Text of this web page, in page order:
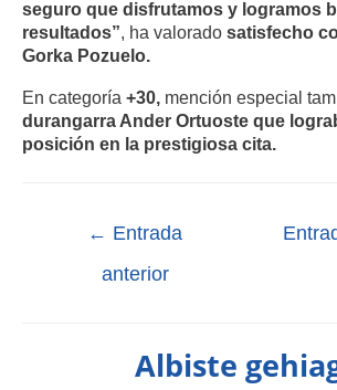
seguro que disfrutamos y logramos
resultados”, ha valorado satisfecho
Gorka Pozuelo.
En categoría +30, mención especial
durangarra Ander Ortuoste que
posición en la prestigiosa cita.
← Entrada
anterior
Albiste